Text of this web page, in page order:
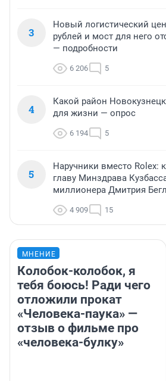
3
Новый логистический
рублей и мост для него
— подробности
6 206 5
4
Какой район
для жизни — опрос
6 194 5
5
Наручники вместо Rolex:
главу Минздрава
миллионера Дмитрия
4 909 15
МНЕНИЕ
Колобок-колобок, я
тебя боюсь! Ради чего
отложили прокат
«Человека-паука» —
отзыв о фильме про
«человека-булку»